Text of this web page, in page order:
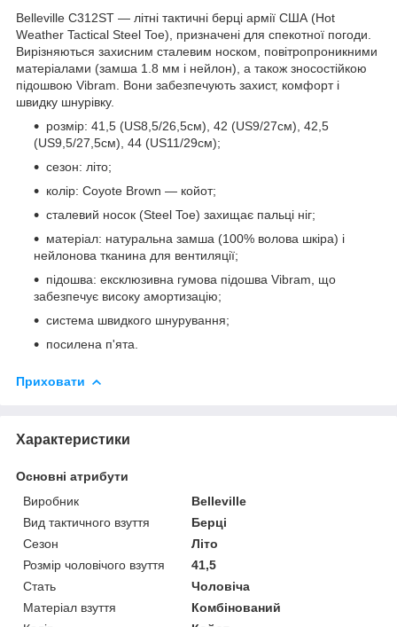
Belleville C312ST — літні тактичні берці армії США (Hot
Weather Tactical Steel Toe), призначені для спекотної погоди.
Вирізняються захисним сталевим носком, повітропроникними
матеріалами (замша 1.8 мм і нейлон), а також зносостійкою
підошвою Vibram. Вони забезпечують захист, комфорт і
швидку шнурівку.
розмір: 41,5 (US8,5/26,5см), 42 (US9/27см), 42,5
(US9,5/27,5см), 44 (US11/29см);
сезон: літо;
колір: Coyote Brown — койот;
сталевий носок (Steel Toe) захищає пальці ніг;
матеріал: натуральна замша (100% волова шкіра) і
нейлонова тканина для вентиляції;
підошва: ексклюзивна гумова підошва Vibram, що
забезпечує високу амортизацію;
система швидкого шнурування;
посилена п'ята.
Приховати
Характеристики
Основні атрибути
Виробник
Belleville
Вид тактичного взуття
Берці
Сезон
Літо
Розмір чоловічого взуття
41,5
Стать
Чоловіча
Матеріал взуття
Комбінований